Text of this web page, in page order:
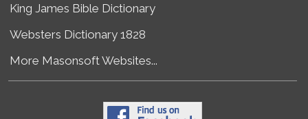
King James Bible Dictionary
Websters Dictionary 1828
More Masonsoft Websites...